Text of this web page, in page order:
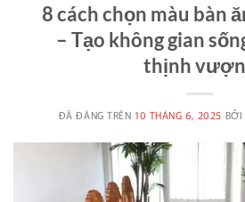
8 cách chọn màu bàn
– Tạo không gian
thịnh
ĐÃ ĐĂNG TRÊN 10 THÁNG 6, 2025 BỞI